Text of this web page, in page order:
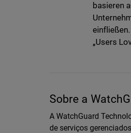
basieren
„Users
Sobre a
A WatchGuard
de serviços